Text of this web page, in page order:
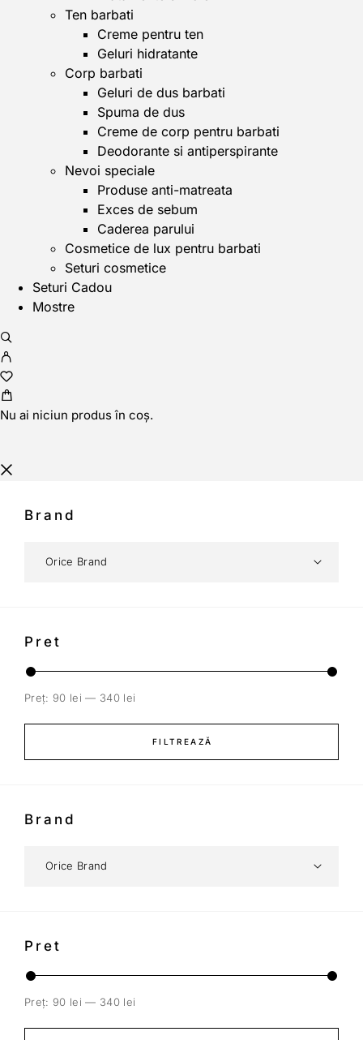
Ten barbati
Creme pentru ten
Geluri hidratante
Corp barbati
Geluri de dus barbati
Spuma de dus
Creme de corp pentru barbati
Deodorante si antiperspirante
Nevoi speciale
Produse anti-matreata
Exces de sebum
Caderea parului
Cosmetice de lux pentru barbati
Seturi cosmetice
Seturi Cadou
Mostre
Nu ai niciun produs în coș.
Brand
Pret
FILTREAZĂ
Preț: 90 lei — 340 lei
Brand
Pret
Preț: 90 lei — 340 lei